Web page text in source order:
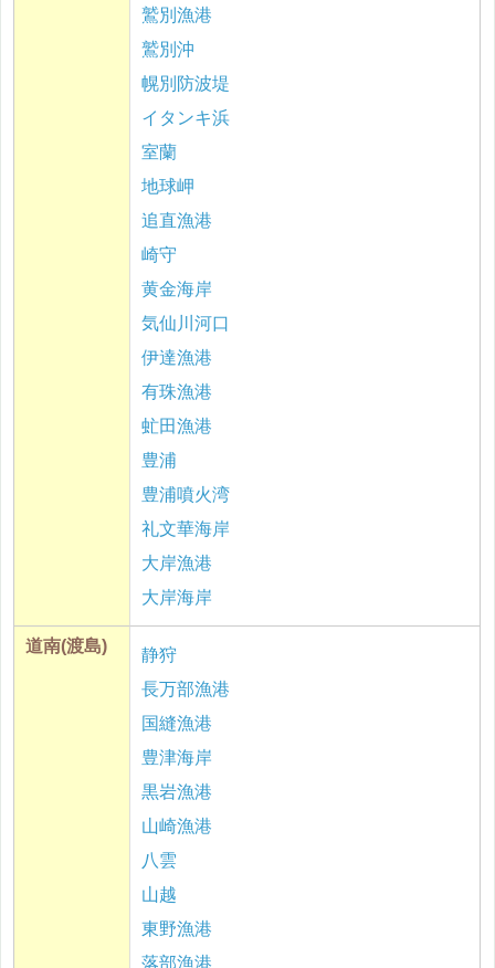
鷲別漁港
鷲別沖
幌別防波堤
イタンキ浜
室蘭
地球岬
追直漁港
崎守
黄金海岸
気仙川河口
伊達漁港
有珠漁港
虻田漁港
豊浦
豊浦噴火湾
礼文華海岸
大岸漁港
大岸海岸
道南(渡島)
静狩
長万部漁港
国縫漁港
豊津海岸
黒岩漁港
山崎漁港
八雲
山越
東野漁港
落部漁港